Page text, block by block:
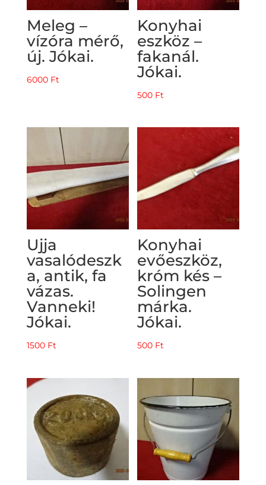
Meleg –
vízóra mérő,
új. Jókai.
6000 Ft
Konyhai
eszköz –
fakanál.
Jókai.
500 Ft
Ujja
vasalódeszk
a, antik, fa
vázas.
Vanneki!
Jókai.
1500 Ft
Konyhai
evőeszköz,
króm kés –
Solingen
márka.
Jókai.
500 Ft